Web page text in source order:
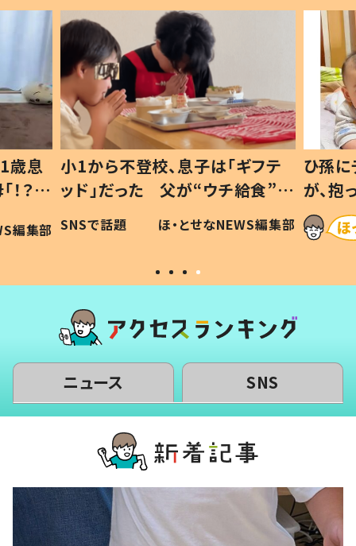
歳息
？」
編集部
小1から不登校、息子は「ギフテ
ッド」だった 父が“ウチ給食”を
作り続ける理由とは #令和の親
#令和の子
SNSで話題 ほ・とせなNEWS編集部
ひ孫
が、
「涙が
い」
ニュース SNS